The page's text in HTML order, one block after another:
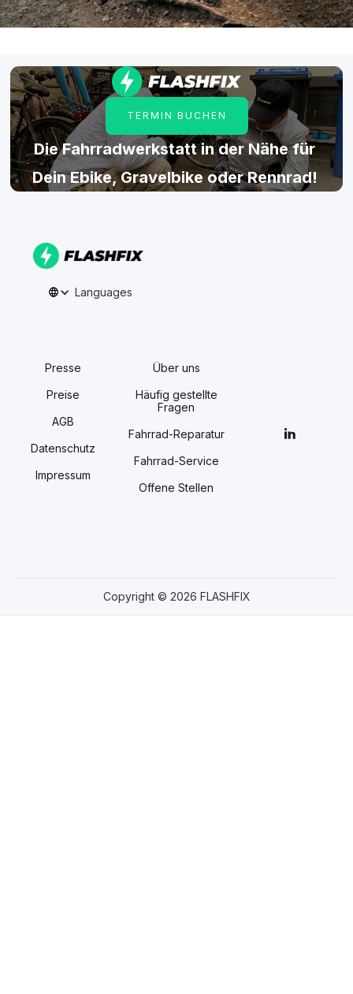
TERMIN BUCHEN
Die Fahrradwerkstatt in der Nähe für
Dein Ebike, Gravelbike oder Rennrad!
Languages
Presse
Preise
AGB
Datenschutz
Impressum
Über uns
Häufig gestellte
Fragen
Fahrrad-Reparatur
Fahrrad-Service
Offene Stellen
Copyright © 2026 FLASHFIX